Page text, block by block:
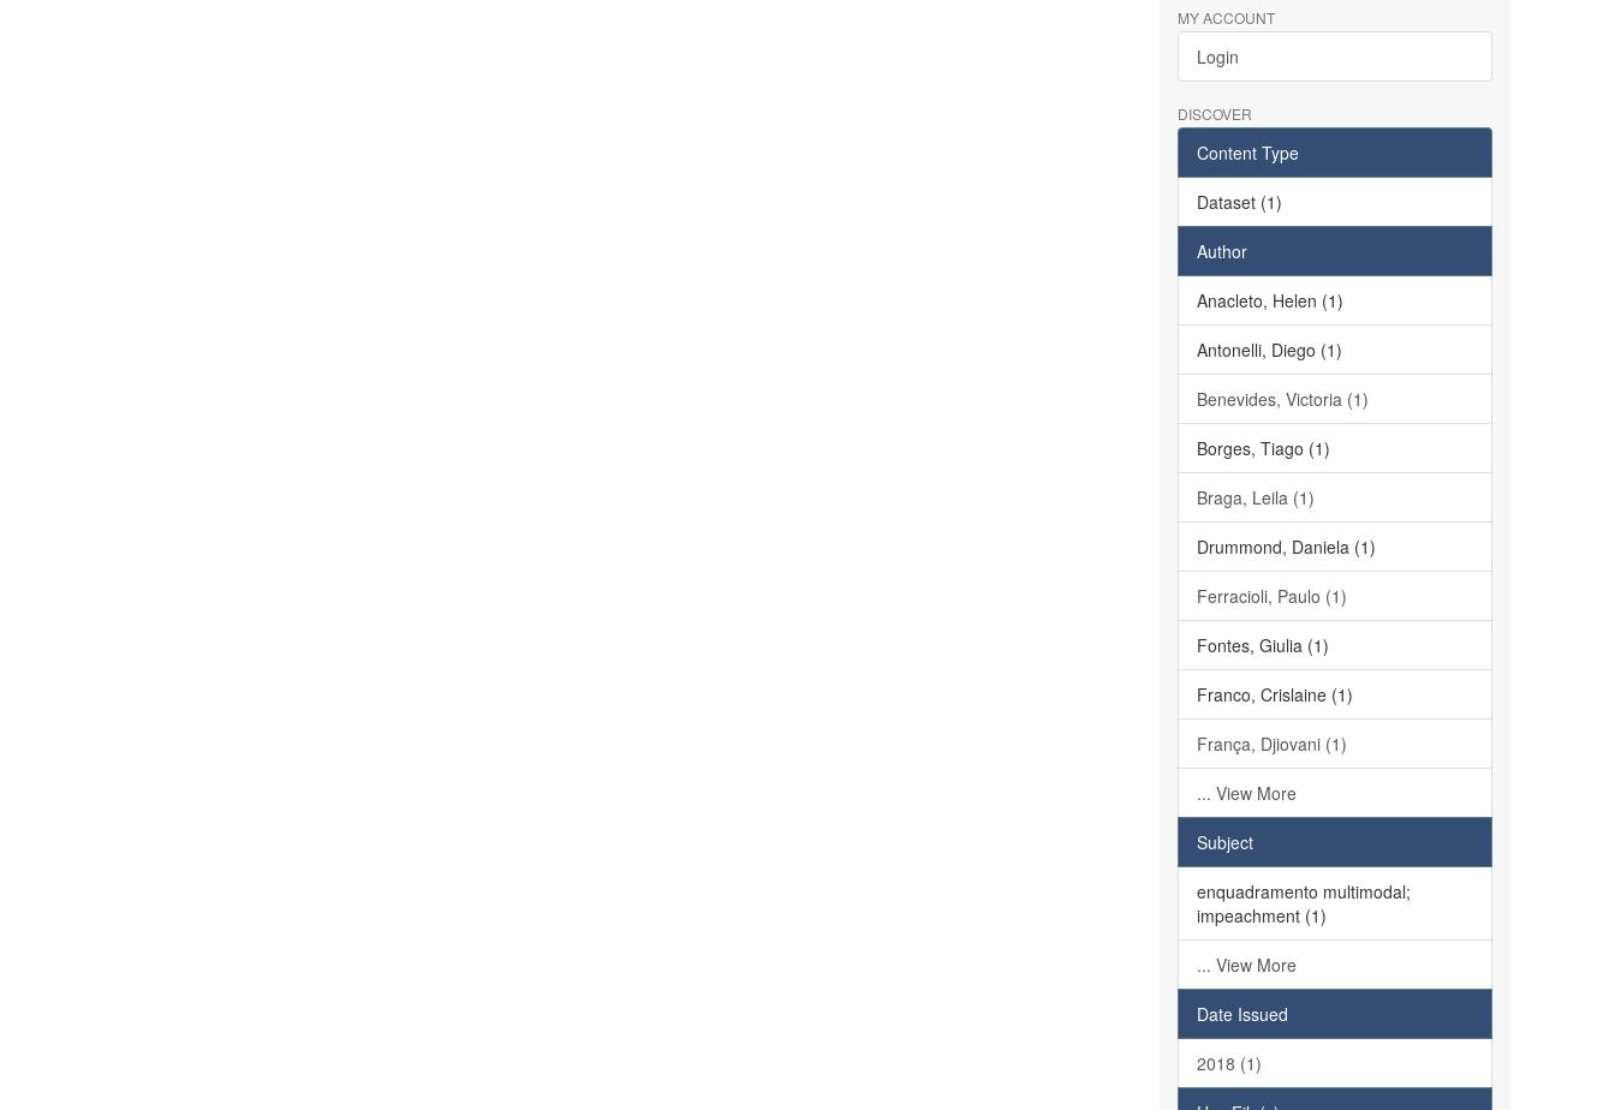
MY ACCOUNT
Login
DISCOVER
Content Type
Dataset (1)
Author
Anacleto, Helen (1)
Antonelli, Diego (1)
Benevides, Victoria (1)
Borges, Tiago (1)
Braga, Leila (1)
Drummond, Daniela (1)
Ferracioli, Paulo (1)
Fontes, Giulia (1)
Franco, Crislaine (1)
França, Djiovani (1)
... View More
Subject
enquadramento multimodal;
impeachment (1)
... View More
Date Issued
2018 (1)